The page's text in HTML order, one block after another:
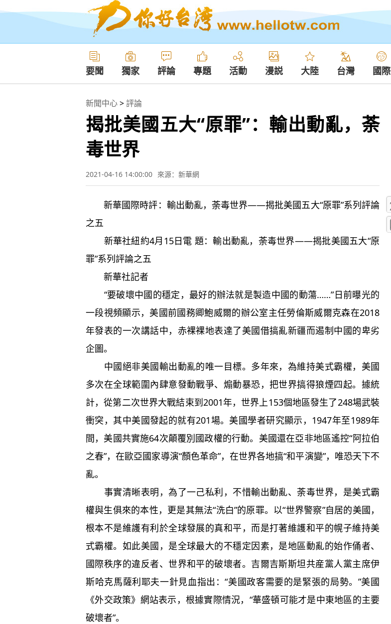
要聞 獨家 評論 專題 活動 漫説 大陸 台灣 國際
新聞中心>評論
揭批美國五大“原罪”：輸出動亂，荼
毒世界
2021-04-16 14:00:00 來源：新華網
新華國際時評：輸出動亂，荼毒世界——揭批美國五大“原罪”系列評論
之五
新華社紐約4月15日電 題：輸出動亂，荼毒世界——揭批美國五大“原
罪”系列評論之五
新華社記者
“要破壞中國的穩定，最好的辦法就是製造中國的動蕩……”日前曝光的
一段視頻顯示，美國前國務卿鮑威爾的辦公室主任勞倫斯威爾克森在2018
年發表的一次講話中，赤裸裸地表達了美國借搞亂新疆而遏制中國的卑劣
企圖。
中國絕非美國輸出動亂的唯一目標。多年來，為維持美式霸權，美國
多次在全球範圍內肆意發動戰爭、煽動暴恐，把世界搞得狼煙四起。據統
計，從第二次世界大戰結束到2001年，世界上153個地區發生了248場武裝
衝突，其中美國發起的就有201場。美國學者研究顯示，1947年至1989年
間，美國共實施64次顛覆別國政權的行動。美國還在亞非地區遙控“阿拉伯
之春”，在歐亞國家導演“顏色革命”，在世界各地搞“和平演變”，唯恐天下不
亂。
事實清晰表明，為了一己私利，不惜輸出動亂、荼毒世界，是美式霸
權與生俱來的本性，更是其無法“洗白”的原罪。以“世界警察”自居的美國，
根本不是維護有利於全球發展的真和平，而是打著維護和平的幌子維持美
式霸權。如此美國，是全球最大的不穩定因素，是地區動亂的始作俑者、
國際秩序的違反者、世界和平的破壞者。吉爾吉斯斯坦共産黨人黨主席伊
斯哈克馬薩利耶夫一針見血指出：“美國政客需要的是緊張的局勢。”美國
《外交政策》網站表示，根據實際情況，“華盛頓可能才是中東地區的主要
破壞者”。